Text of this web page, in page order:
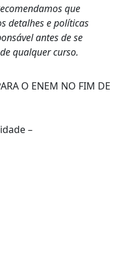
que
detalhes e políticas
antes de se
qualquer curso.
O ENEM NO FIM DE
–